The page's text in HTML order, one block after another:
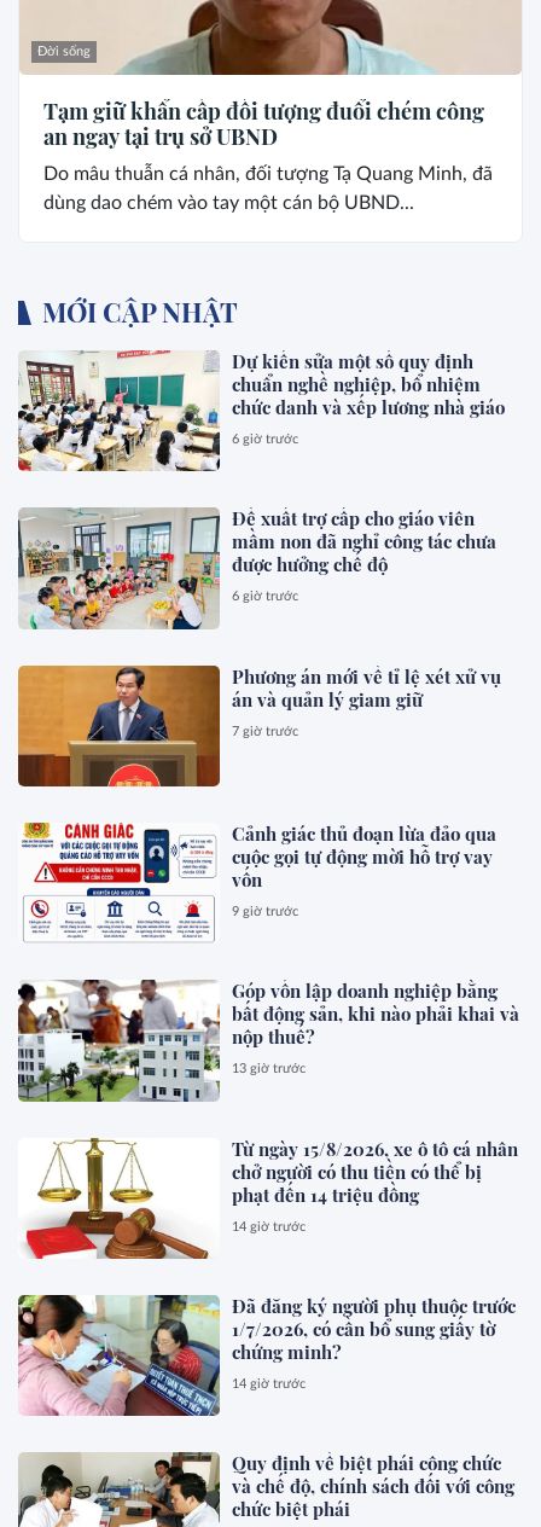
Đời sống
Tạm giữ khẩn cấp đối tượng đuổi chém công
an ngay tại trụ sở UBND
Do mâu thuẫn cá nhân, đối tượng Tạ Quang Minh, đã
dùng dao chém vào tay một cán bộ UBND...
MỚI CẬP NHẬT
Dự kiến sửa một số quy định
chuẩn nghề nghiệp, bổ nhiệm
chức danh và xếp lương nhà giáo
6 giờ trước
Đề xuất trợ cấp cho giáo viên
mầm non đã nghỉ công tác chưa
được hưởng chế độ
6 giờ trước
Phương án mới về tỉ lệ xét xử vụ
án và quản lý giam giữ
7 giờ trước
Cảnh giác thủ đoạn lừa đảo qua
cuộc gọi tự động mời hỗ trợ vay
vốn
9 giờ trước
Góp vốn lập doanh nghiệp bằng
bất động sản, khi nào phải khai và
nộp thuế?
13 giờ trước
Từ ngày 15/8/2026, xe ô tô cá nhân
chở người có thu tiền có thể bị
phạt đến 14 triệu đồng
14 giờ trước
Đã đăng ký người phụ thuộc trước
1/7/2026, có cần bổ sung giấy tờ
chứng minh?
14 giờ trước
Quy định về biệt phái công chức
và chế độ, chính sách đối với công
chức biệt phái